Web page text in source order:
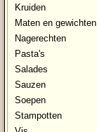
Kruiden
Maten en gewichten
Nagerechten
Pasta's
Salades
Sauzen
Soepen
Stampotten